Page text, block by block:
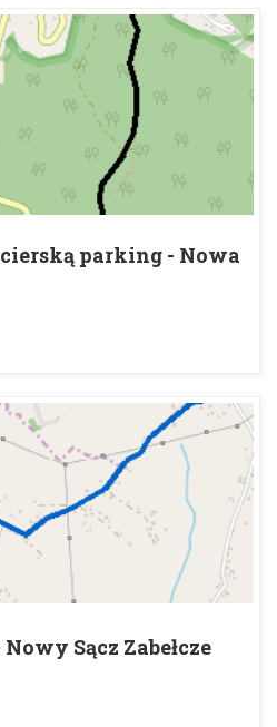
parking - Nowa
Sącz Zabełcze